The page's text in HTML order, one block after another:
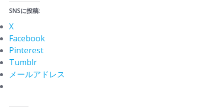
SNSに投稿:
X
Facebook
Pinterest
Tumblr
メールアドレス